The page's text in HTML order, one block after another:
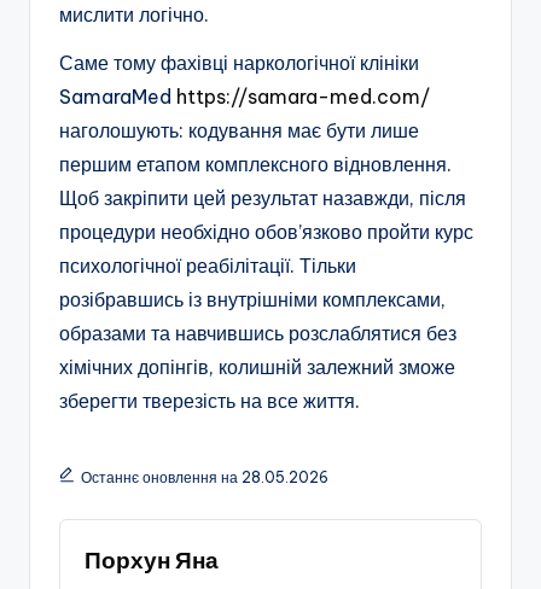
мислити логічно.
Саме тому фахівці наркологічної клініки
SamaraMed https://samara-med.com/
наголошують: кодування має бути лише
першим етапом комплексного відновлення.
Щоб закріпити цей результат назавжди, після
процедури необхідно обов’язково пройти курс
психологічної реабілітації. Тільки
розібравшись із внутрішніми комплексами,
образами та навчившись розслаблятися без
хімічних допінгів, колишній залежний зможе
зберегти тверезість на все життя.
Останнє оновлення на 28.05.2026
Порхун Яна